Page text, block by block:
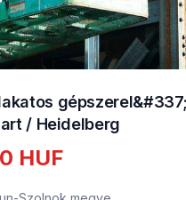
/ Heidelberg
HUF